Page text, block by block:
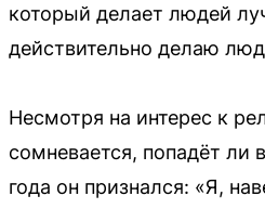
который делает людей
действительно делаю
Несмотря на интерес к
сомневается, попадёт ли
года он признался: «Я,